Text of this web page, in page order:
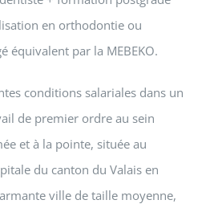
en orthodontie ou
équivalent par la MEBEKO.
conditions salariales dans un
de premier ordre au sein
et à la pointe, située au
du canton du Valais en
ville de taille moyenne,